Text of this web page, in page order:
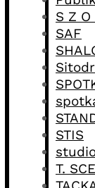
S Z O
SAF
STIS
T.